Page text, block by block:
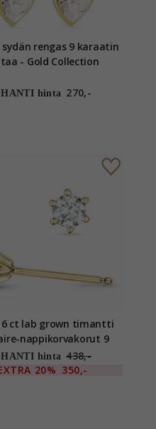
sydän rengas 9 karaatin
- Gold Collection
hinta 270,-
ct lab grown timantti
nappikorvakorut 9
kultaa kanssa lab
grown timantti
hinta 438,-
20% 350,-